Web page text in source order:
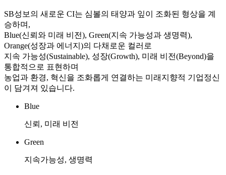
SB성보의 새로운 CI는 심볼의 태양과 잎이 조화된 형상을 계
승하며,
Blue(신뢰와 미래 비전), Green(지속 가능성과 생명력),
Orange(성장과 에너지)의 다채로운 컬러로
지속 가능성(Sustainable), 성장(Growth), 미래 비전(Beyond)을
통합적으로 표현하며
농업과 환경, 혁신을 조화롭게 연결하는 미래지향적 기업정신
이 담겨져 있습니다.
Blue
신뢰, 미래 비전
Green
지속가능성, 생명력